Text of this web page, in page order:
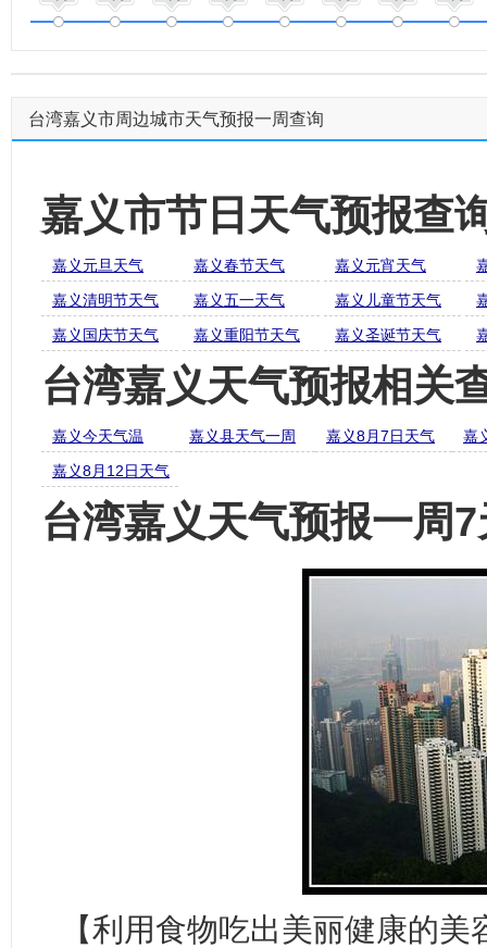
台湾嘉义市周边城市天气预报一周查询
嘉义市节日天气预报查
嘉义元旦天气 嘉义春节天气 嘉义元宵天气
嘉义清明节天气
嘉义五一天气 嘉义儿童节天气
嘉义国庆节天气
嘉义重阳节天气 嘉义圣诞节天气
台湾嘉义天气预报相关
嘉义今天气温 嘉义县天气一周 嘉义8月7日天气
嘉
嘉义8月12日天气
台湾嘉义天气预报一周
【利用食物吃出美丽健康的